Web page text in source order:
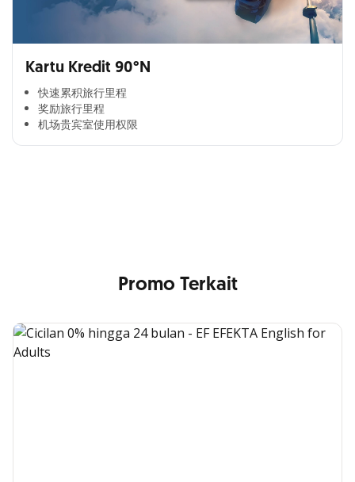
Kartu Kredit 90°N
快速累积旅行里程​
奖励旅行里程​
机场贵宾室使用权限​
Cross Selling Banner Global
Promo Terkait